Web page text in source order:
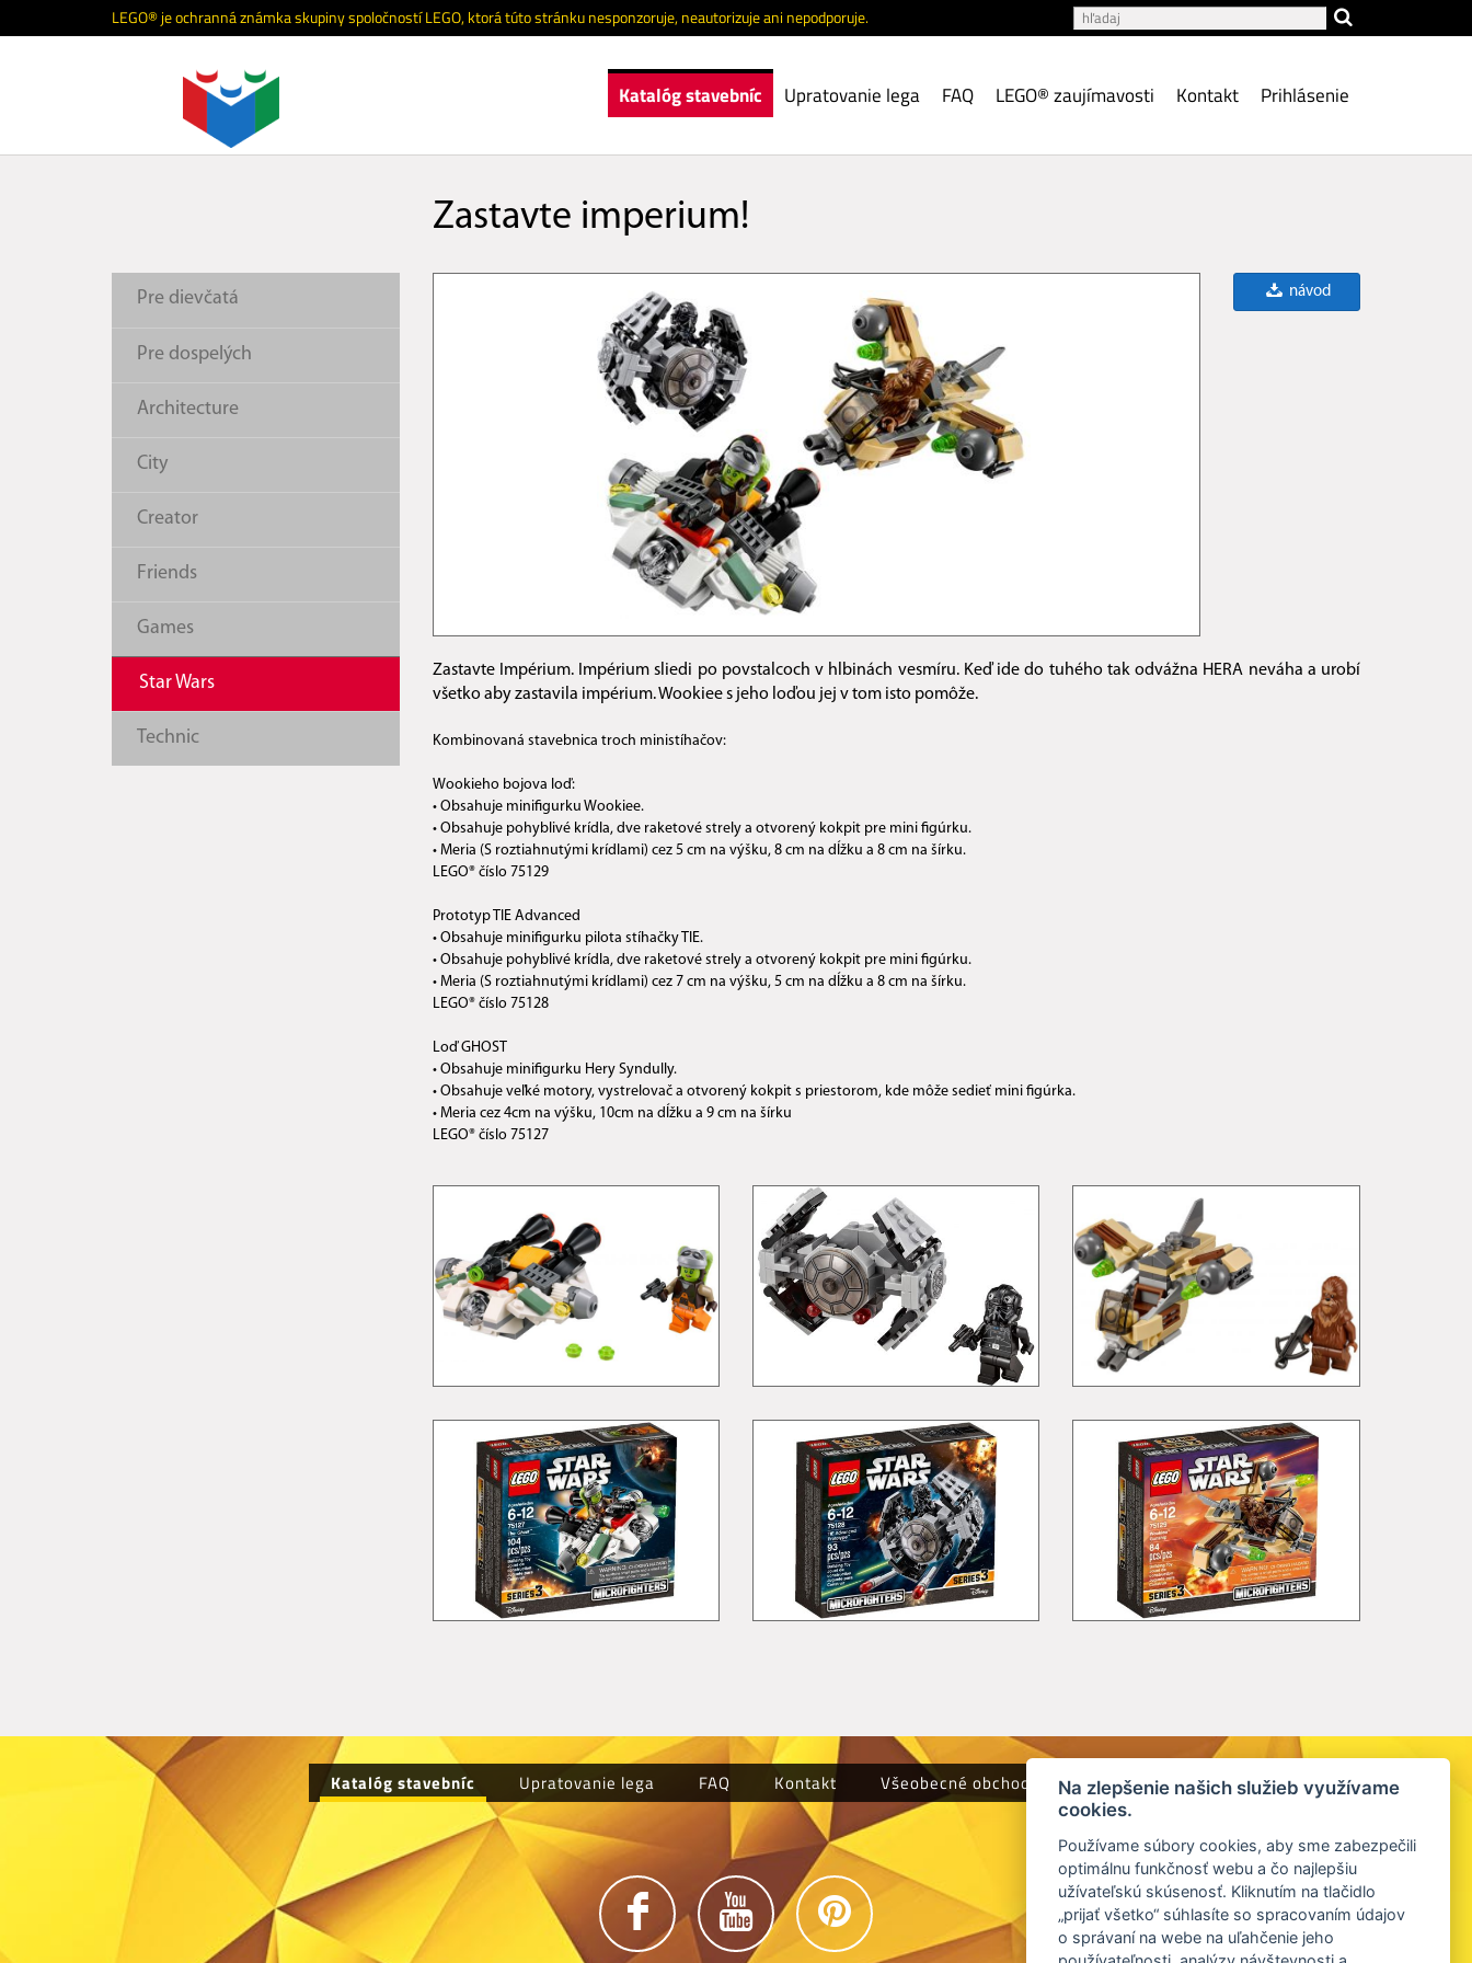
Katalóg internetových stránokLEGO® je ochranná známka skupiny spoločností LEGO, ktorá túto stránku nesponzoruje, neautorizuje ani nepodporuje.
Katalóg stavebníc Upratovanie lega FAQ LEGO® zaujímavosti Kontakt Prihlásenie
Zastavte imperium!
Pre dievčatá
Pre dospelých
Architecture
City
Creator
Friends
Games
Star Wars
Technic
návod
Zastavte Impérium. Impérium sliedi po povstalcoch v hlbinách vesmíru. Keď ide do tuhého tak odvážna HERA neváha a urobí
všetko aby zastavila impérium. Wookiee s jeho loďou jej v tom isto pomôže.
Kombinovaná stavebnica troch ministíhačov:
Wookieho bojova loď:
• Obsahuje minifigurku Wookiee.
• Obsahuje pohyblivé krídla, dve raketové strely a otvorený kokpit pre mini figúrku.
• Meria (S roztiahnutými krídlami) cez 5 cm na výšku, 8 cm na dĺžku a 8 cm na šírku.
LEGO® číslo 75129
Prototyp TIE Advanced
• Obsahuje minifigurku pilota stíhačky TIE.
• Obsahuje pohyblivé krídla, dve raketové strely a otvorený kokpit pre mini figúrku.
• Meria (S roztiahnutými krídlami) cez 7 cm na výšku, 5 cm na dĺžku a 8 cm na šírku.
LEGO® číslo 75128
Loď GHOST
• Obsahuje minifigurku Hery Syndully.
• Obsahuje veľké motory, vystrelovač a otvorený kokpit s priestorom, kde môže sedieť mini figúrka.
• Meria cez 4cm na výšku, 10cm na dĺžku a 9 cm na šírku
LEGO® číslo 75127
Katalóg stavebníc Upratovanie lega FAQ Kontakt Všeobecné obchodné podmienkyNa zlepšenie našich služieb využívame
cookies.
Používame súbory cookies, aby sme zabezpečili
optimálnu funkčnosť webu a čo najlepšiu
užívateľskú skúsenosť. Kliknutím na tlačidlo
„prijať všetko“ súhlasíte so spracovaním údajov
o správaní na webe na uľahčenie jeho